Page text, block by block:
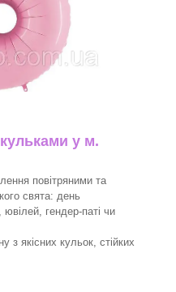
у м.
повітряними та
свята: день
гендер-паті чи
з якісних кульок, стійких